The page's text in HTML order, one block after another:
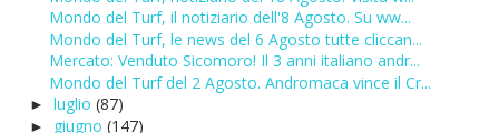
Mondo del Turf, il notiziario dell'8 Agosto. Su ww...
Mondo del Turf, le news del 6 Agosto tutte cliccan...
Mercato: Venduto Sicomoro! Il 3 anni italiano andr...
Mondo del Turf del 2 Agosto. Andromaca vince il Cr...
► luglio (87)
► giugno (147)